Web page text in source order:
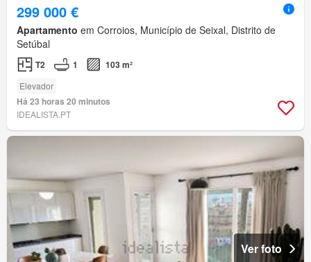
299 000 €
Apartamento em Corroios, Município de Seixal, Distrito de
Setúbal
T2 1 103 m²
Elevador
Há 23 horas 20 minutos
IDEALISTA.PT
Ver foto